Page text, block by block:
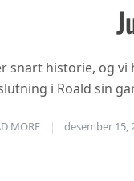
snart historie, og
i Roald sin
MORE desember 15,